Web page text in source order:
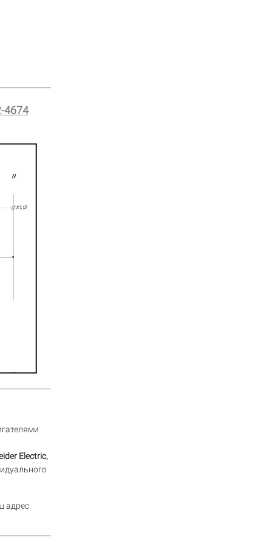
4674
Electric,
адрес